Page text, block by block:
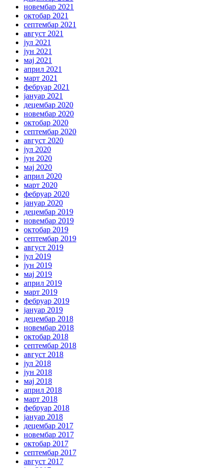
новембар 2021
октобар 2021
септембар 2021
август 2021
јул 2021
јун 2021
мај 2021
април 2021
март 2021
фебруар 2021
јануар 2021
децембар 2020
новембар 2020
октобар 2020
септембар 2020
август 2020
јул 2020
јун 2020
мај 2020
април 2020
март 2020
фебруар 2020
јануар 2020
децембар 2019
новембар 2019
октобар 2019
септембар 2019
август 2019
јул 2019
јун 2019
мај 2019
април 2019
март 2019
фебруар 2019
јануар 2019
децембар 2018
новембар 2018
октобар 2018
септембар 2018
август 2018
јул 2018
јун 2018
мај 2018
април 2018
март 2018
фебруар 2018
јануар 2018
децембар 2017
новембар 2017
октобар 2017
септембар 2017
август 2017